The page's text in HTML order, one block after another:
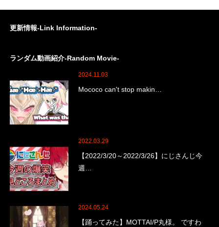
更新情報-Link Information-
ランダム動画紹介-Random Movie-
2024.11.03
Mococo can't stop makin…
2022.03.29
【2022/3/20～2022/3/26】にじさんじ今
週…
2024.05.24
【踊ってみた】MOTTAI/P丸様。 ですわ